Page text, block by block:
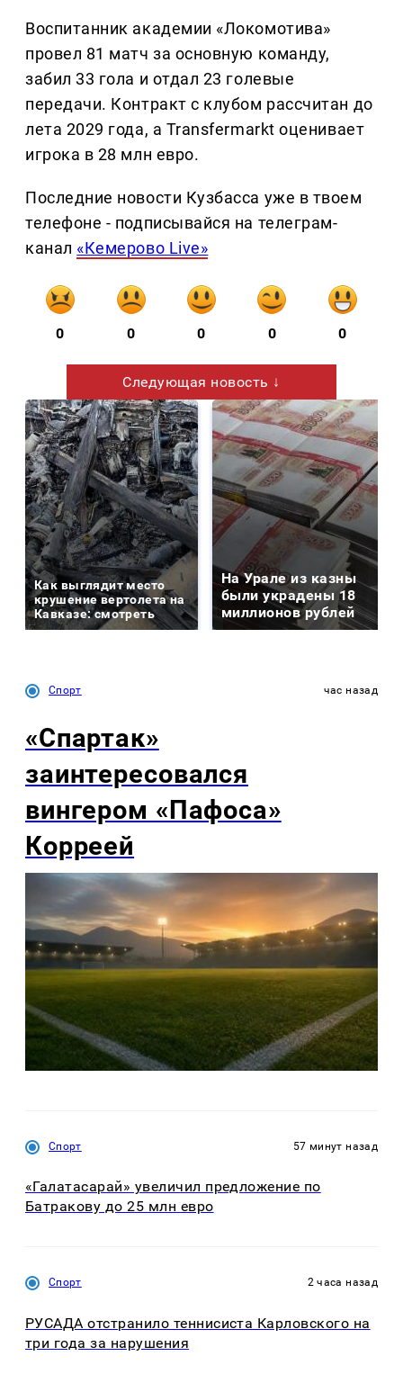
Воспитанник академии «Локомотива»
провел 81 матч за основную команду,
забил 33 гола и отдал 23 голевые
передачи. Контракт с клубом рассчитан до
лета 2029 года, а Transfermarkt оценивает
игрока в 28 млн евро.
Последние новости Кузбасса уже в твоем
телефоне - подписывайся на телеграм-
канал «Кемерово Live»
0 0 0 0 0
Следующая новость ↓
Как выглядит место
крушение вертолета на
Кавказе: смотреть
На Урале из казны
были украдены 18
миллионов рублей
Спорт час назад
«Спартак»
заинтересовался
вингером «Пафоса»
Корреей
Спорт 57 минут назад
«Галатасарай» увеличил предложение по
Батракову до 25 млн евро
Спорт 2 часа назад
РУСАДА отстранило теннисиста Карловского на
три года за нарушения